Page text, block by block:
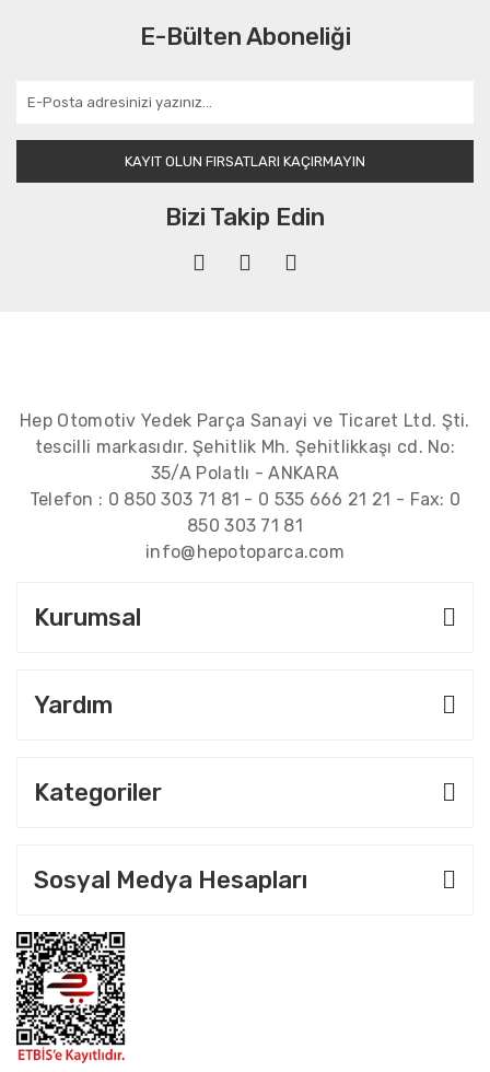
E-Bülten Aboneliği
KAYIT OLUN FIRSATLARI KAÇIRMAYIN
Bizi Takip Edin
Hep Otomotiv Yedek Parça Sanayi ve Ticaret Ltd. Şti.
tescilli markasıdır. Şehitlik Mh. Şehitlikkaşı cd. No:
35/A Polatlı - ANKARA
Telefon : 0 850 303 71 81 - 0 535 666 21 21 - Fax: 0
850 303 71 81
info@hepotoparca.com
Kurumsal
Yardım
Kategoriler
Sosyal Medya Hesapları